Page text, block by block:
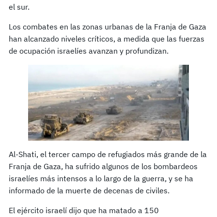
el sur.
Los combates en las zonas urbanas de la Franja de Gaza
han alcanzado niveles críticos, a medida que las fuerzas
de ocupación israelíes avanzan y profundizan.
Al-Shati, el tercer campo de refugiados más grande de la
Franja de Gaza, ha sufrido algunos de los bombardeos
israelíes más intensos a lo largo de la guerra, y se ha
informado de la muerte de decenas de civiles.
El ejército israelí dijo que ha matado a 150